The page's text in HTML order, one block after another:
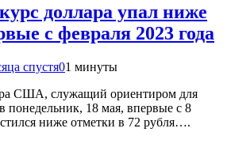
доллара упал ниже
с февраля 2023 года
спустя01 минуты
США, служащий ориентиром для
понедельник, 18 мая, впервые с 8
ниже отметки в 72 рубля….